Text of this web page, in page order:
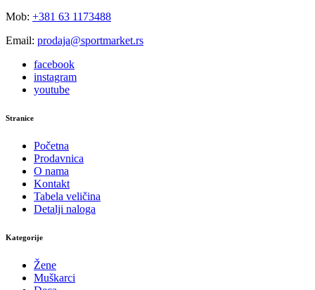
Mob: +381 63 1173488
Email: prodaja@sportmarket.rs
facebook
instagram
youtube
Stranice
Početna
Prodavnica
O nama
Kontakt
Tabela veličina
Detalji naloga
Kategorije
Žene
Muškarci